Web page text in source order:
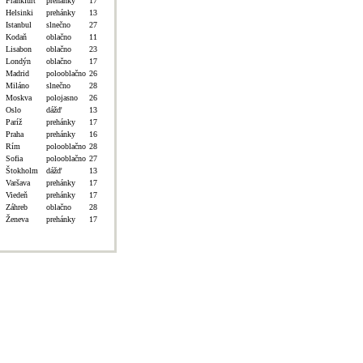
Helsinki
prehánky
13
Istanbul
slnečno
27
Kodaň
oblačno
11
Lisabon
oblačno
23
Londýn
oblačno
17
Madrid
polooblačno 26
Miláno
slnečno
28
Moskva
polojasno
26
Oslo
dážď
13
Paríž
prehánky
17
Praha
prehánky
16
Rím
polooblačno 28
Sofia
polooblačno 27
Štokholm
dážď
13
Varšava
prehánky
17
Viedeň
prehánky
17
Záhreb
oblačno
28
Ženeva
prehánky 17